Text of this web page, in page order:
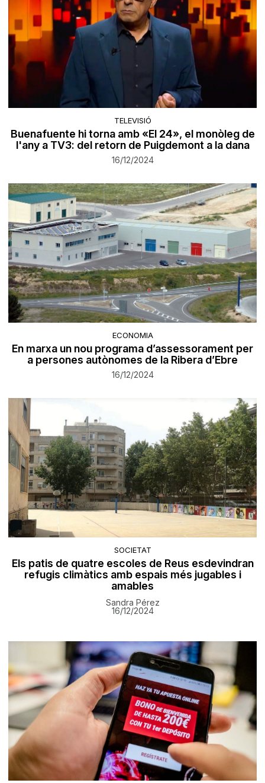
TELEVISIÓ
Buenafuente hi torna amb «El 24», el monòleg de
l'any a TV3: del retorn de Puigdemont a la dana
16/12/2024
ECONOMIA
En marxa un nou programa d’assessorament per
a persones autònomes de la Ribera d’Ebre
16/12/2024
SOCIETAT
Els patis de quatre escoles de Reus esdevindran
refugis climàtics amb espais més jugables i
amables
Sandra Pérez
16/12/2024